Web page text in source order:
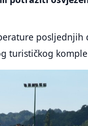
posljednjih
turističkog